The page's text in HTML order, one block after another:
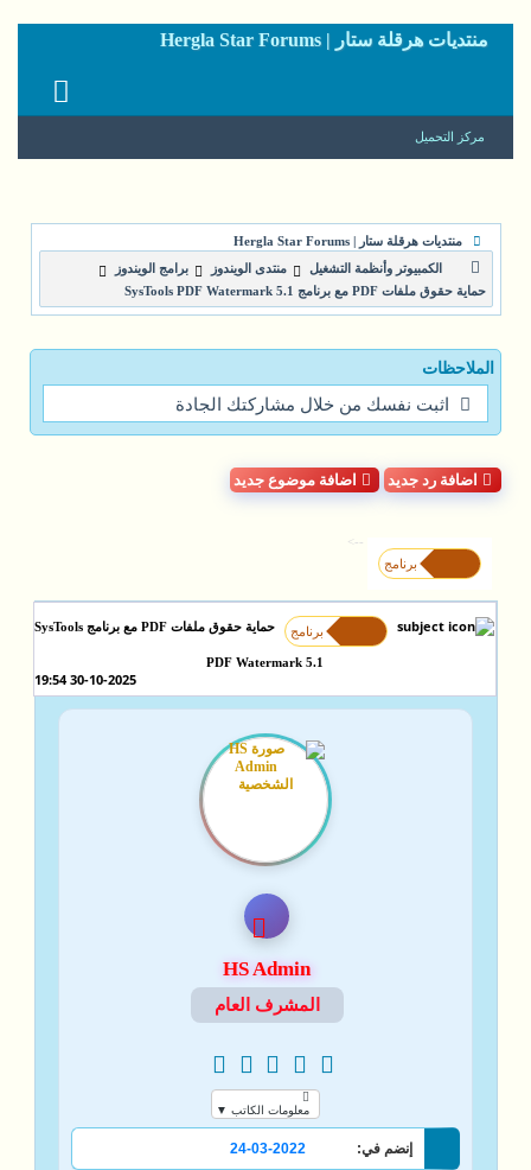
منتديات هرقلة ستار | Hergla Star Forums
مركز التحميل
منتديات هرقلة ستار | Hergla Star Forums
الكمبيوتر وأنظمة التشغيل
منتدى الويندوز
برامج الويندوز
حماية حقوق ملفات PDF مع برنامج SysTools PDF Watermark 5.1
الملاحظات
اثبت نفسك من خلال مشاركتك الجادة
اضافة رد جديد اضافة موضوع جديد
برنامج
-->
برنامج حماية حقوق ملفات PDF مع برنامج SysTools
PDF Watermark 5.1
30-10-2025 19:54
HS Admin
المشرف العام
معلومات الكاتب ▼
إنضم في: 24-03-2022